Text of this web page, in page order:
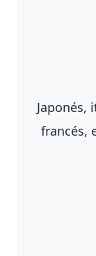
Japonés,
francés,